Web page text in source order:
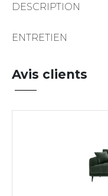
DESCRIPTION
ENTRETIEN
Avis clients